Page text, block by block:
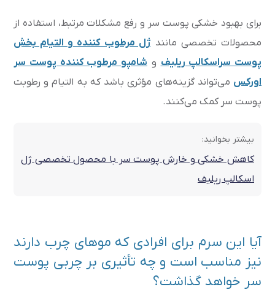
برای بهبود خشکی پوست سر و رفع مشکلات مرتبط، استفاده از
محصولات تخصصی مانند ژل مرطوب کننده و التیام بخش
پوست سراسکالپ ریلیف و شامپو مرطوب کننده پوست سر
اورکس می‌تواند گزینه‌های مؤثری باشد که به التیام و رطوبت
پوست سر کمک می‌کنند.
بیشتر بخوانید:
کاهش خشکی و خارش پوست سر با محصول تخصصی ژل
اسکالپ ریلیف
آیا این سرم برای افرادی که موهای چرب دارند
نیز مناسب است و چه تأثیری بر چربی پوست
سر خواهد گذاشت؟